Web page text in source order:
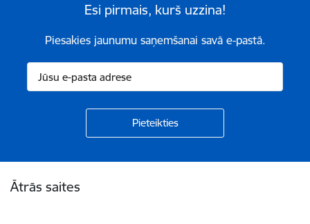
Esi pirmais, kurš uzzina!
Piesakies jaunumu saņemšanai savā e-pastā.
Ātrās saites